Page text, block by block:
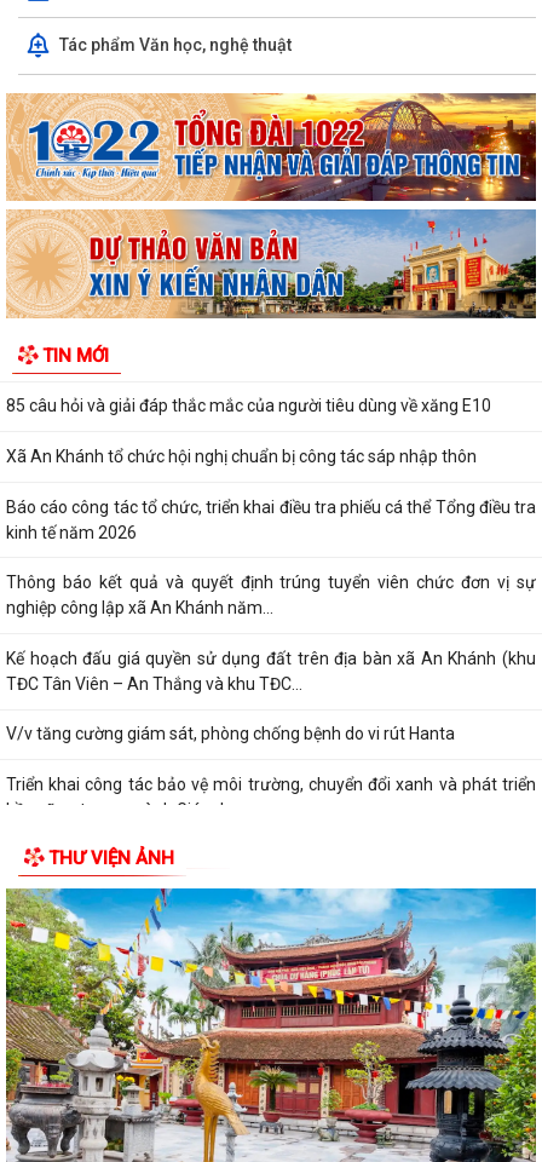
Tác phẩm Văn học, nghệ thuật
TIN MỚI
và các khoản hỗ trợ đầu năm học...
UBND xã An Khánh họp nghe báo cáo công tác chuẩn bị các hoạt động
kỷ niệm Ngày Thương binh - Liệt...
V/v nâng cao chất lượng và hiệu quả giải quyết thủ tục hành chính
phục vụ người dân, doanh nghiệp
V/v tăng cường công tác truyền thông phòng ngừa, giảm thiểu lao
động trẻ em
2026
85 câu hỏi và giải đáp thắc mắc của người tiêu dùng về xăng E10
Xã An Khánh tổ chức hội nghị chuẩn bị công tác sáp nhập thôn
Báo cáo công tác tổ chức, triển khai điều tra phiếu cá thể Tổng điều tra
kinh tế năm 2026
Thông báo kết quả và quyết định trúng tuyển viên chức đơn vị sự
nghiệp công lập xã An Khánh năm...
Kế hoạch đấu giá quyền sử dụng đất trên địa bàn xã An Khánh (khu
TĐC Tân Viên – An Thắng và khu TĐC...
V/v tăng cường giám sát, phòng chống bệnh do vi rút Hanta
Triển khai công tác bảo vệ môi trường, chuyển đổi xanh và phát triển
bền vững trong ngành Giáo dục...
Quyết định và danh sách triệu tập thí sinh đủ điều kiện, tiêu chuẩn dự
xét tuyển vòng 2 kỳ tuyển...
V/v chủ động triển khai các biện pháp đảm bảo nước sạch và vệ sinh
môi trường và phòng, chống dịch...
Các quyết định của UBND thành phố Hải Phòng về Công bố Danh mục
TTHC mới được ban hành, sửa đổi, bổ...
Thông báo thể lệ Cuộc thi vẽ tranh thiếu nhi hè 2026
V/v hưởng ứng Ngày Sáng tạo và Đổi mới sáng tạo thế giới 21/4/2026
THƯ VIỆN ẢNH